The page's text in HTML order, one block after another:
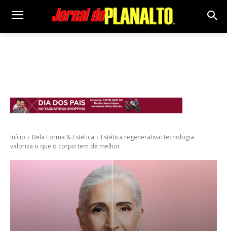
Início Bela Forma & Estética
Estética regenerativa: tecnologia
valoriza o que o corpo tem de melhor